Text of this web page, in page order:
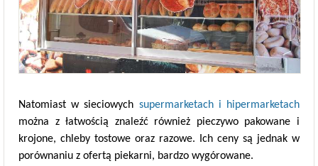
Natomiast w sieciowych supermarketach i hipermarketach
można z łatwością znaleźć również pieczywo pakowane i
krojone, chleby tostowe oraz razowe. Ich ceny są jednak w
porównaniu z ofertą piekarni, bardzo wygórowane.